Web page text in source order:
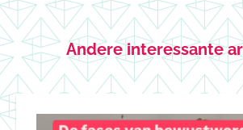
Andere interessante